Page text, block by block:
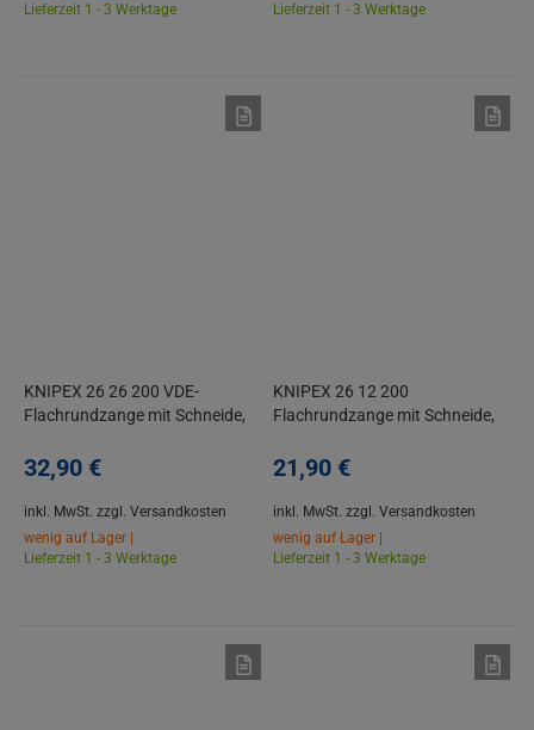
Lieferzeit 1 - 3 Werktage
Lieferzeit 1 - 3 Werktage
KNIPEX 26 26 200 VDE-
Flachrundzange mit Schneide,
32,90 €
inkl. MwSt. zzgl. Versandkosten
wenig auf Lager |
Lieferzeit 1 - 3 Werktage
KNIPEX 26 12 200
Flachrundzange mit Schneide,
21,90 €
inkl. MwSt. zzgl. Versandkosten
wenig auf Lager |
Lieferzeit 1 - 3 Werktage